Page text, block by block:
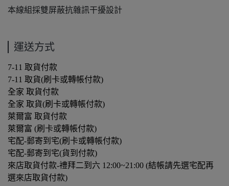
本線組採雙屏蔽抗雜訊干擾設計
運送方式
7-11 取貨付款
7-11 取貨(刷卡或轉帳付款)
全家 取貨付款
全家 取貨(刷卡或轉帳付款)
萊爾富 取貨付款
萊爾富 (刷卡或轉帳付款)
宅配-郵寄到宅(刷卡或轉帳付款)
宅配-郵寄到宅(貨到付款)
來店取貨付款-禮拜二到六 12:00~21:00 (結帳請先選宅配再
選來店取貨付款)